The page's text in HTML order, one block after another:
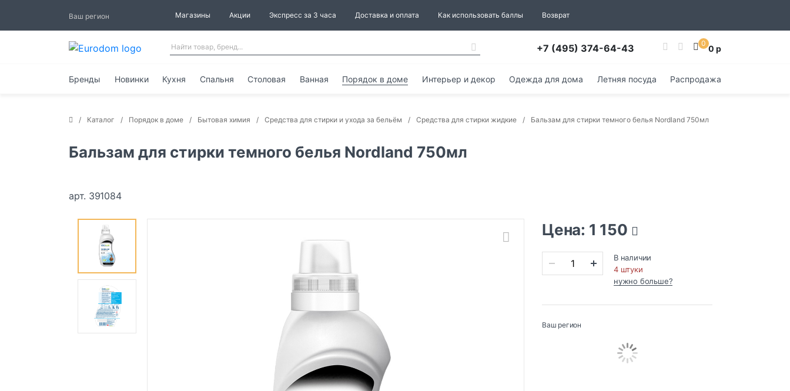
Ваш регион Магазины Акции Экспресс за 3 часа Доставка и оплата Как использовать баллы Возврат
+7 (495) 374-64-43 0 0 р
Бренды Новинки Кухня Спальня Столовая Ванная Порядок в доме Интерьер и декор Одежда для дома Летняя посуда Распродажа
Каталог Порядок в доме Бытовая химия Средства для стирки и ухода за бельём Средства для стирки жидкие Бальзам для стирки темного белья Nordland 750мл
Бальзам для стирки темного белья Nordland 750мл
арт. 391084
Цена: 1 150
В наличии
4 штуки
нужно больше?
Ваш регион